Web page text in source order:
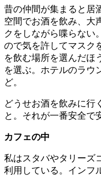
昔の仲間が集まると居
空間でお酒を飲み、大
クをしながら喋らない
ので気を許してマスク
を飲む場所を選んだほ
を選ぶ。ホテルのラウ
ど。
どうせお酒を飲みに行
と。それが一番安全で
カフェの中
私はスタバやタリーズ
利用している。インフ